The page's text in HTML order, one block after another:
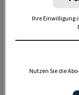
Ihre Einwilligung
Nutzen Sie die